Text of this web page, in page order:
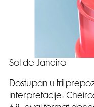
Sol de Janeiro
Dostupan u tri
interpretacije: